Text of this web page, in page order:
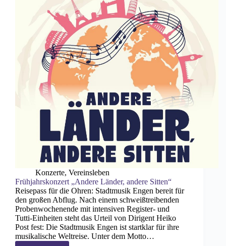
Konzerte, Vereinsleben
Frühjahrskonzert „Andere Länder, andere Sitten“
Reisepass für die Ohren: Stadtmusik Engen bereit für
den großen Abflug. Nach einem schweißtreibenden
Probenwochenende mit intensiven Register- und
Tutti-Einheiten steht das Urteil von Dirigent Heiko
Post fest: Die Stadtmusik Engen ist startklar für ihre
musikalische Weltreise. Unter dem Motto…